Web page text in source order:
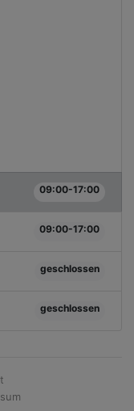
09:00-17:00
09:00-17:00
geschlossen
geschlossen